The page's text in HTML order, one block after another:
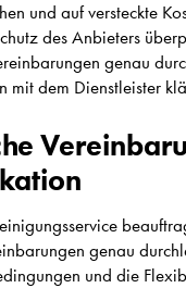
und auf versteckte
des Anbieters
genau
mit dem Dienstleister
genau
und die